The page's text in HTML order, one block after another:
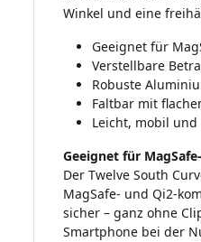
Winkel und eine
Geeignet für
Verstellbare
Robuste
Faltbar mit
Leicht, mobil
Geeignet für
Der Twelve South
MagSafe- und Qi2-
sicher – ganz ohne
Smartphone bei der